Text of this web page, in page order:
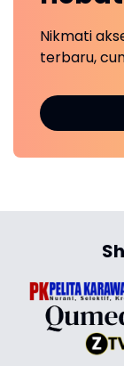
Nikmati
terbaru,